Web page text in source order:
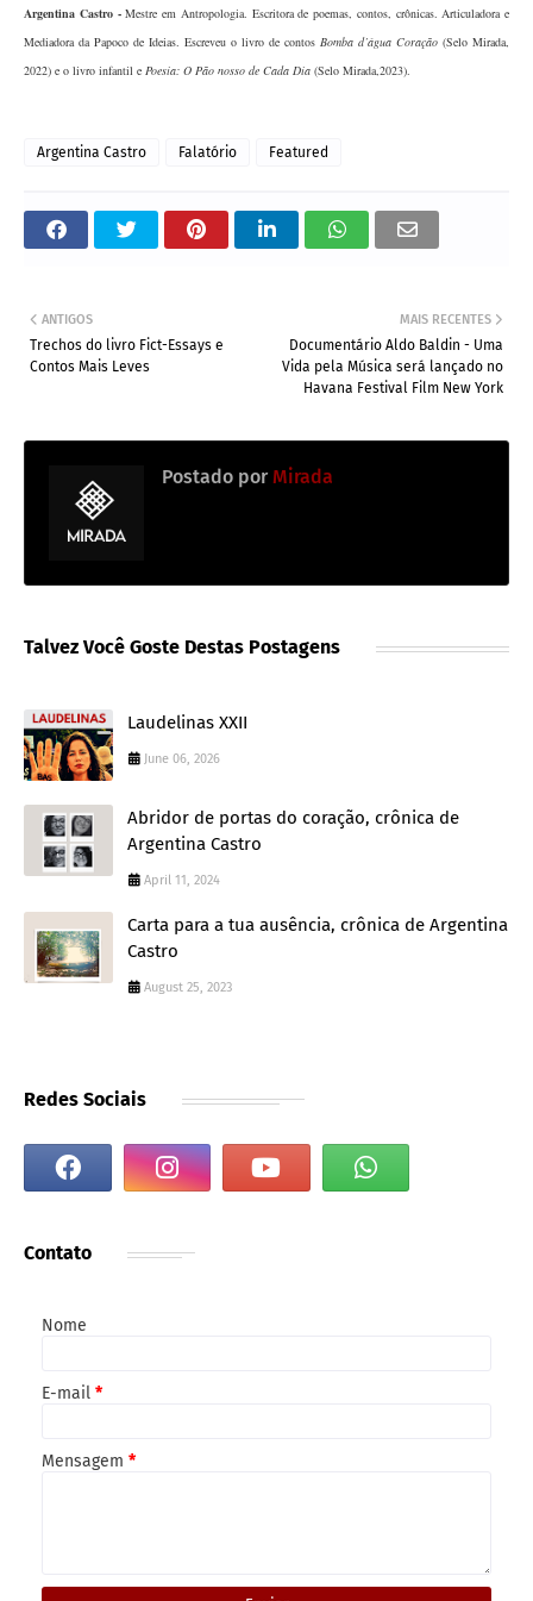
Argentina Castro -Mestre em Antropologia. Escritora de poemas, contos, crônicas. Articuladora e
Mediadora da Papoco de Ideias. Escreveu o livro de contos Bomba d’água Coração (Selo Mirada,
2022) e o livro infantil e Poesia: O Pão nosso de Cada Dia (Selo Mirada,2023).
Argentina Castro Falatório Featured
MAIS RECENTES
Documentário Aldo Baldin - Uma
Vida pela Música será lançado no
Havana Festival Film New York
ANTIGOS
Trechos do livro Fict-Essays e
Contos Mais Leves
Postado por Mirada
Talvez Você Goste Destas Postagens
Laudelinas XXII
June 06, 2026
Abridor de portas do coração, crônica de
Argentina Castro
April 11, 2024
Carta para a tua ausência, crônica de Argentina
Castro
August 25, 2023
Redes Sociais
Contato
Nome
E-mail *
Mensagem *